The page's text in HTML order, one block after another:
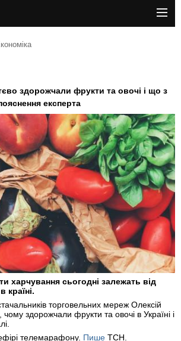
здорожчали фрукти та овочі і що з
експерта
харчування сьогодні залежать від
країні.
торговельних мереж Олексій
здорожчали фрукти та овочі в Україні і
телемарафону. Пише ТСН.